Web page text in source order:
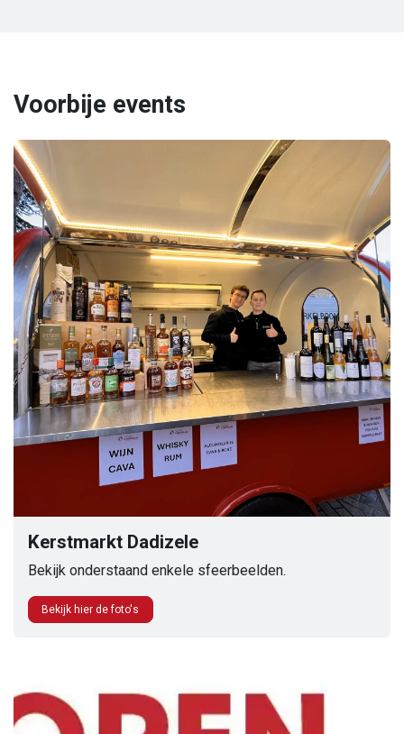
Voorbije events
Kerstmarkt Dadizele
Bekijk onderstaand enkele sfeerbeelden.
Bekijk hier de foto's